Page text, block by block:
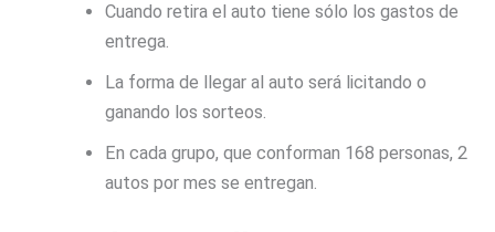
Cuando retira el auto tiene sólo los gastos de
entrega.
La forma de llegar al auto será licitando o
ganando los sorteos.
En cada grupo, que conforman 168 personas, 2
autos por mes se entregan.